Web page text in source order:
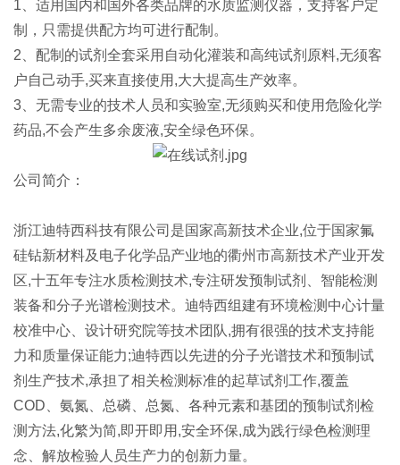
1、适用国内和国外各类品牌的水质监测仪器，支持客户定
制，只需提供配方均可进行配制。
2、配制的试剂全套采用自动化灌装和高纯试剂原料,无须客
户自己动手,买来直接使用,大大提高生产效率。
3、无需专业的技术人员和实验室,无须购买和使用危险化学
药品,不会产生多余废液,安全绿色环保。
公司简介：
浙江迪特西科技有限公司是国家高新技术企业,位于国家氟
硅钻新材料及电子化学品产业地的衢州市高新技术产业开发
区,十五年专注水质检测技术,专注研发预制试剂、智能检测
装备和分子光谱检测技术。迪特西组建有环境检测中心计量
校准中心、设计研究院等技术团队,拥有很强的技术支持能
力和质量保证能力;迪特西以先进的分子光谱技术和预制试
剂生产技术,承担了相关检测标准的起草试剂工作,覆盖
COD、氨氮、总磷、总氮、各种元素和基团的预制试剂检
测方法,化繁为简,即开即用,安全环保,成为践行绿色检测理
念、解放检验人员生产力的创新力量。